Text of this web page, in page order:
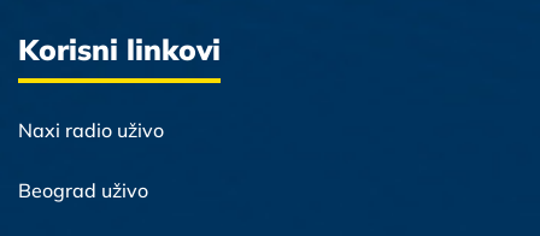
Korisni linkovi
Naxi radio uživo
Beograd uživo